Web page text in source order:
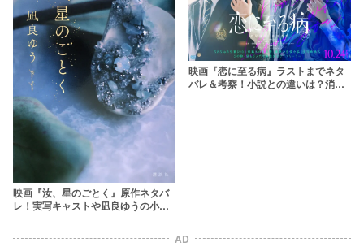
映画『汝、星のごとく』原作ネタバ
レ！実写キャストや凪良ゆうの小説
映画『恋に至る病』ラストまでネタ
バレ＆考察！小説との違いは？消し
AD